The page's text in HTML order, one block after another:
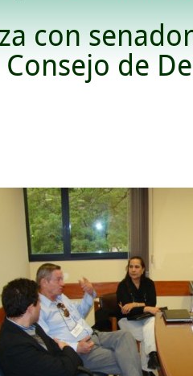
con
de